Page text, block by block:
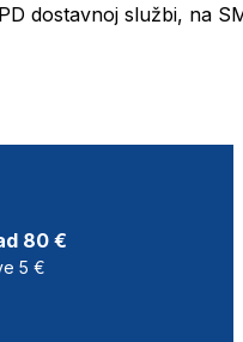
dostavnoj službi, na
80 €
5 €